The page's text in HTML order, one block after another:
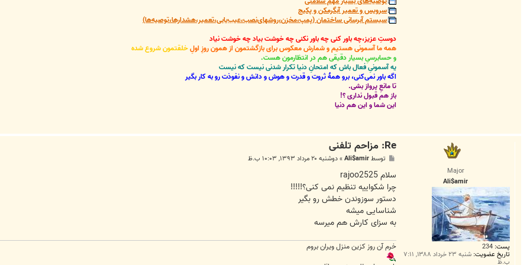
سرویس و تعمیر آبگرمکن و پکیج
سیستم آبرسانی ساختمان (پمپ،مخزن،روشهای‌نصب،عیب‌یابی،تعمیر،هشدارها،توصیه‌ها)
دوستِ عزیز،چه باور کنی چه باور نکنی چه خوشت بیاد چه خوشت نیاد
همه ما آسمونی هستیم و شمارش معکوس برای بازگشتمون از همون روزِ اولِخلقتمون شروع شده
و حسابرسیِ بسیار دقیقی هم در انتظارمون هست.
یه آسمونیِ فعال باش که امتحانِ دنیا تکرار شدنی نیست که نیست
اگه باور نمی‌کنی، برو همۀ ثروت و قدرت و هوش و دانش و نفوذت رو به کار بگیر
تا مانعِ پرواز بشی.
باز هم قبول نداری ؟!
این شما و این هم دنیا
Major
Ali$amir
پست: 234
تاریخ عضویت: شنبه ۲۳ خرداد ۱۳۸۸, ۷:۱۱
ب.ظ
Re: مزاحم تلفنی
ت
توسطAli$amir
»دوشنبه ۲۰ مرداد ۱۳۹۳, ۱۰:۰۳ ب.ظ
سلام rajoo2525
چرا شکواییه تنظیم نمی کنی؟!!!!!
دستور سوزوندن خطش رو بگیر
شناسایی میشه
به سزای کارش هم میرسه
خرم آن روز کزین منزل ویران بروم